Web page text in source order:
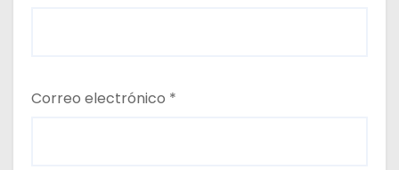
Correo electrónico *